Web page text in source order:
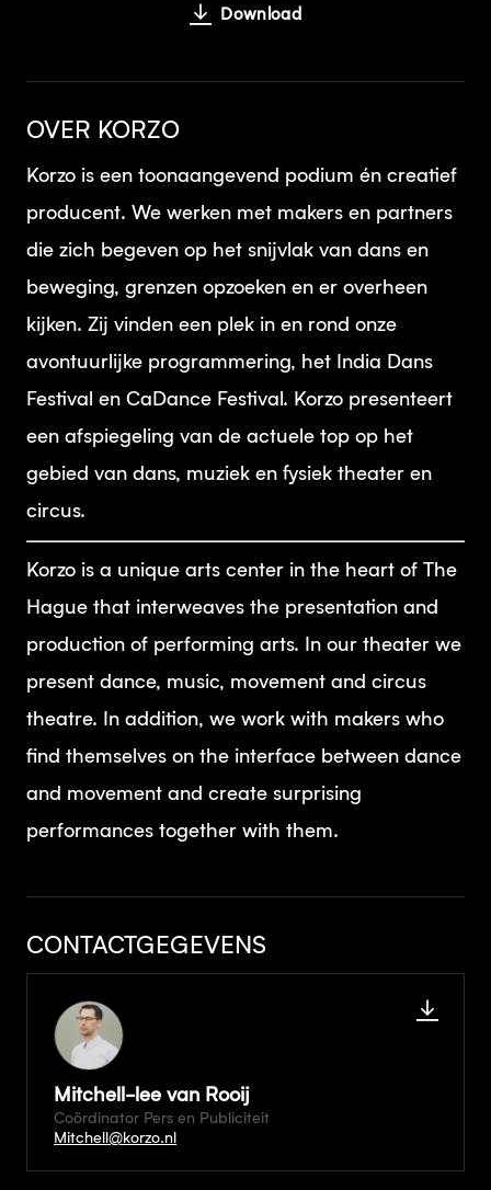
Download
OVER KORZO
Korzo is een toonaangevend podium én creatief
producent. We werken met makers en partners
die zich begeven op het snijvlak van dans en
beweging, grenzen opzoeken en er overheen
kijken. Zij vinden een plek in en rond onze
avontuurlijke programmering, het India Dans
Festival en CaDance Festival. Korzo presenteert
een afspiegeling van de actuele top op het
gebied van dans, muziek en fysiek theater en
circus.
Korzo is a unique arts center in the heart of The
Hague that interweaves the presentation and
production of performing arts. In our theater we
present dance, music, movement and circus
theatre. In addition, we work with makers who
find themselves on the interface between dance
and movement and create surprising
performances together with them.
CONTACTGEGEVENS
Mitchell-lee van Rooij
Coördinator Pers en Publiciteit
Mitchell@korzo.nl